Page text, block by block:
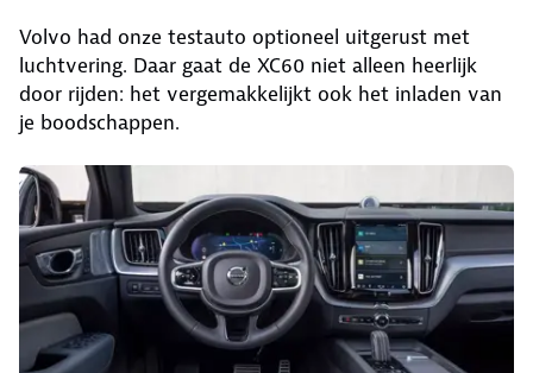
Volvo had onze testauto optioneel uitgerust met
luchtvering. Daar gaat de XC60 niet alleen heerlijk
door rijden: het vergemakkelijkt ook het inladen van
je boodschappen.